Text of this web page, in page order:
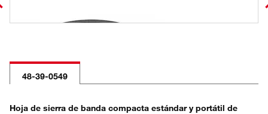
48-39-0549
Hoja de sierra de banda compacta estándar y portátil de